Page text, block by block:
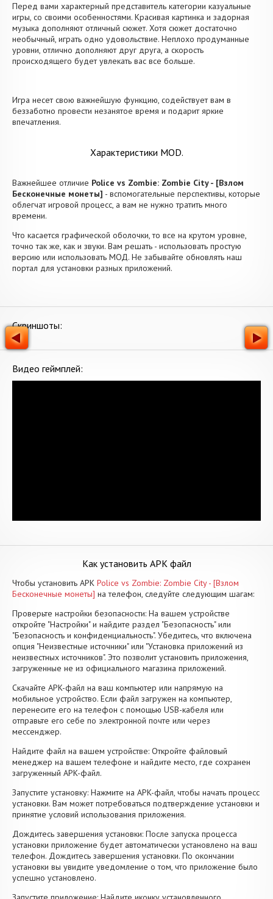
Перед вами характерный представитель категории казуальные
игры, со своими особенностями. Красивая картинка и задорная
музыка дополняют отличный сюжет. Хотя сюжет достаточно
необычный, играть одно удовольствие. Неплохо продуманные
уровни, отлично дополняют друг друга, а скорость
происходящего будет увлекать вас все больше.
Игра несет свою важнейшую функцию, содействует вам в
беззаботно провести незанятое время и подарит яркие
впечатления.
Характеристики MOD.
Важнейшее отличие Police vs Zombie: Zombie City - [Взлом
Бесконечные монеты] - вспомогательные перспективы, которые
облегчат игровой процесс, а вам не нужно тратить много
времени.
Что касается графической оболочки, то все на крутом уровне,
точно так же, как и звуки. Вам решать - использовать простую
версию или использовать МОД. Не забывайте обновлять наш
портал для установки разных приложений.
Скриншоты:
Видео геймплей:
Как установить APK файл
Чтобы установить APK Police vs Zombie: Zombie City - [Взлом
Бесконечные монеты] на телефон, следуйте следующим шагам:
Проверьте настройки безопасности: На вашем устройстве
откройте "Настройки" и найдите раздел "Безопасность" или
"Безопасность и конфиденциальность". Убедитесь, что включена
опция "Неизвестные источники" или "Установка приложений из
неизвестных источников". Это позволит установить приложения,
загруженные не из официального магазина приложений.
Скачайте APK-файл на ваш компьютер или напрямую на
мобильное устройство. Если файл загружен на компьютер,
перенесите его на телефон с помощью USB-кабеля или
отправьте его себе по электронной почте или через
мессенджер.
Найдите файл на вашем устройстве: Откройте файловый
менеджер на вашем телефоне и найдите место, где сохранен
загруженный APK-файл.
Запустите установку: Нажмите на APK-файл, чтобы начать процесс
установки. Вам может потребоваться подтверждение установки и
принятие условий использования приложения.
Дождитесь завершения установки: После запуска процесса
установки приложение будет автоматически установлено на ваш
телефон. Дождитесь завершения установки. По окончании
установки вы увидите уведомление о том, что приложение было
успешно установлено.